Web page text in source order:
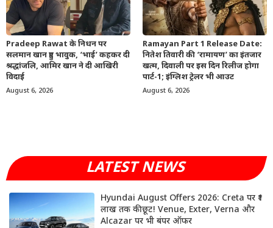
Pradeep Rawat के निधन पर
सलमान खान हुए भावुक, ‘भाई’ कहकर दी
श्रद्धांजलि, आमिर खान ने दी आखिरी
विदाई
August 6, 2026
Ramayan Part 1 Release Date:
नितेश तिवारी की ‘रामायण’ का इंतजार
खत्म, दिवाली पर इस दिन रिलीज होगा
पार्ट-1; इंग्लिश ट्रेलर भी आउट
August 6, 2026
LATEST NEWS
Hyundai August Offers 2026: Creta पर ₹1
लाख तक की छूट! Venue, Exter, Verna और
Alcazar पर भी बंपर ऑफर